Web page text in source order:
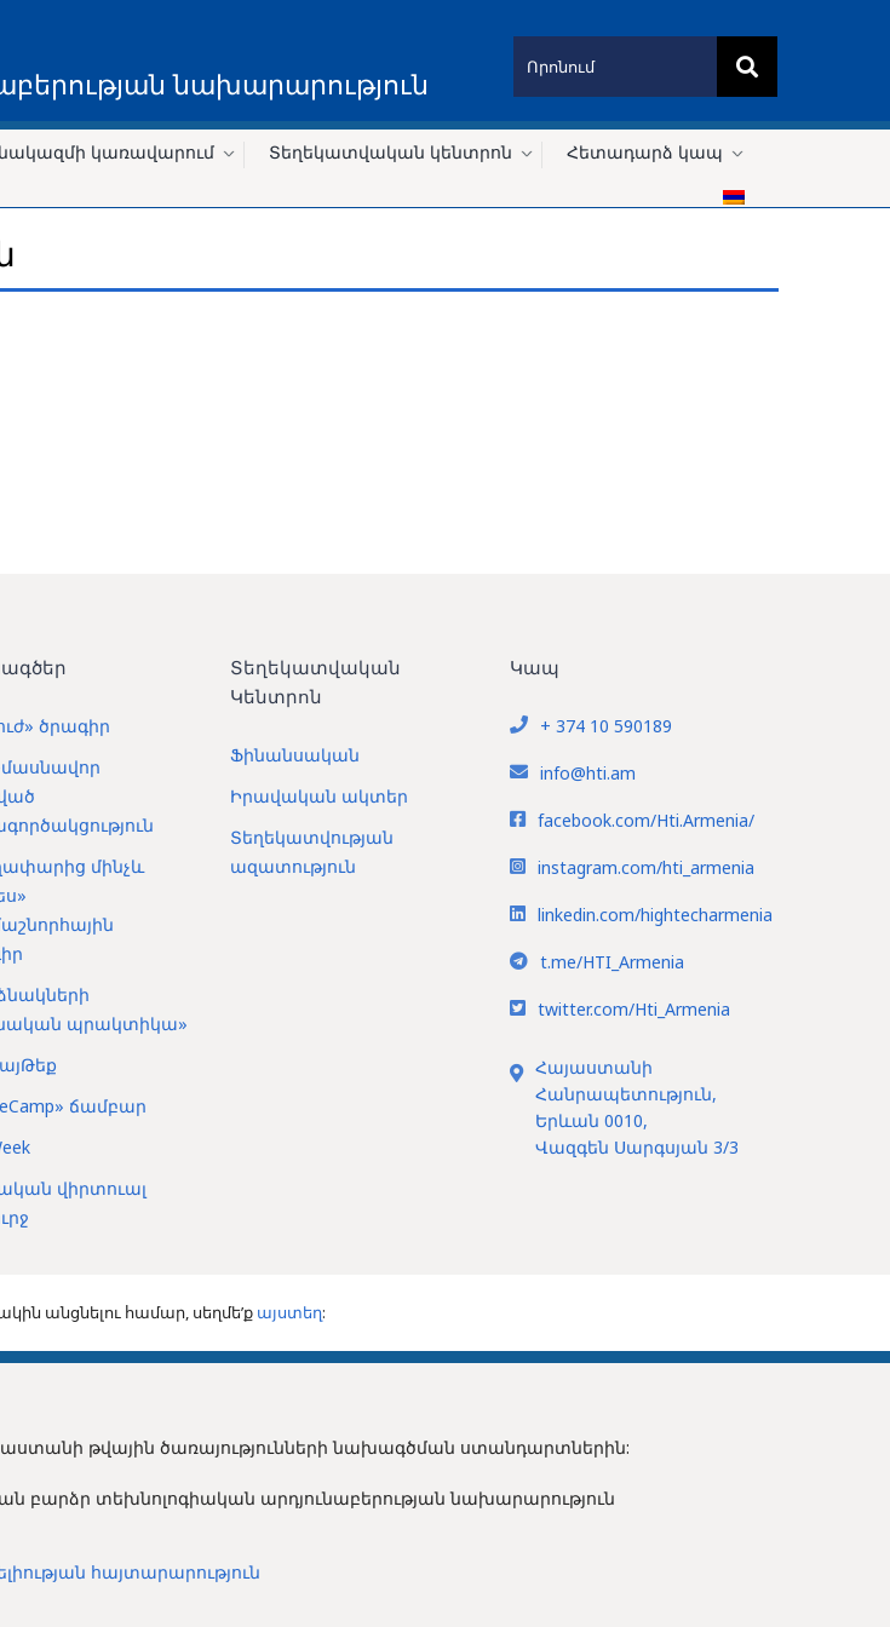
նախարարություն
կառավարում Տեղեկատվական կենտրոն Հետադարձ կապ
ծրագիր
մասնավոր
մինչև
պրակտիկա»
ճամբար
վիրտուալ
Տեղեկատվական
Կենտրոն
Ֆինանսական
Իրավական ակտեր
Տեղեկատվության
ազատություն
Կապ
+ 374 10 590189
info@hti.am
facebook.com/Hti.Armenia/
instagram.com/hti_armenia
linkedin.com/hightecharmenia
t.me/HTI_Armenia
twitter.com/Hti_Armenia
Հայաստանի
Հանրապետություն,
Երևան 0010,
Վազգեն Սարգսյան 3/3
անցնելու համար, սեղմե’ք այստեղ:
թվային ծառայությունների նախագծման ստանդարտներին:
բարձր տեխնոլոգիական արդյունաբերության նախարարություն
հայտարարություն